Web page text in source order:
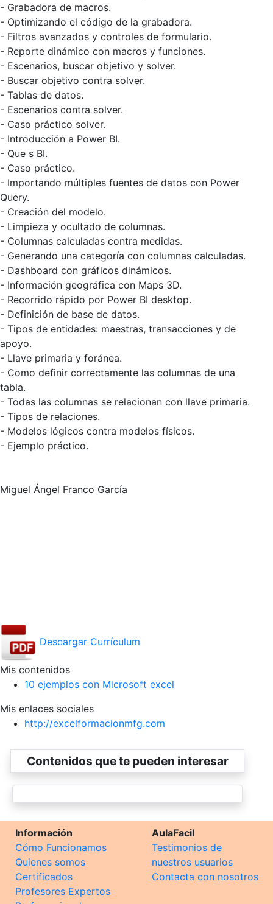
- Grabadora de macros.
- Optimizando el código de la grabadora.
- Filtros avanzados y controles de formulario.
- Reporte dinámico con macros y funciones.
- Escenarios, buscar objetivo y solver.
- Buscar objetivo contra solver.
- Tablas de datos.
- Escenarios contra solver.
- Caso práctico solver.
- Introducción a Power BI.
- Que s BI.
- Caso práctico.
- Importando múltiples fuentes de datos con Power
Query.
- Creación del modelo.
- Limpieza y ocultado de columnas.
- Columnas calculadas contra medidas.
- Generando una categoría con columnas calculadas.
- Dashboard con gráficos dinámicos.
- Información geográfica con Maps 3D.
- Recorrido rápido por Power BI desktop.
- Definición de base de datos.
- Tipos de entidades: maestras, transacciones y de
apoyo.
- Llave primaria y foránea.
- Como definir correctamente las columnas de una
tabla.
- Todas las columnas se relacionan con llave primaria.
- Tipos de relaciones.
- Modelos lógicos contra modelos físicos.
- Ejemplo práctico.
Miguel Ángel Franco García
Descargar Currículum
Mis contenidos
10 ejemplos con Microsoft excel
Mis enlaces sociales
http://excelformacionmfg.com
Contenidos que te pueden interesar
Información
Cómo Funcionamos
Quienes somos
Certificados
Profesores Expertos
AulaFacil
Testimonios de
nuestros usuarios
Contacta con nosotros